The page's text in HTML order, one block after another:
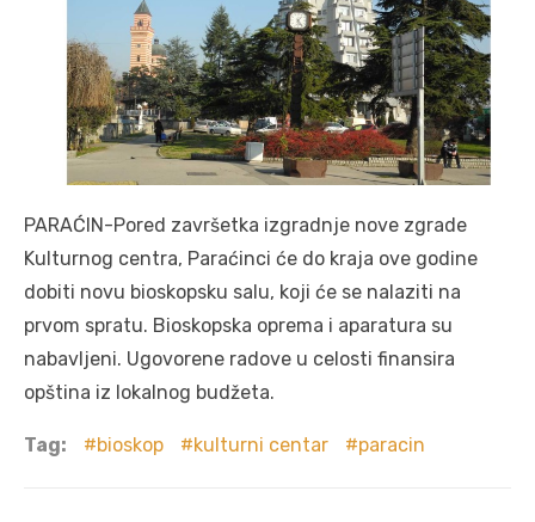
PARAĆIN-Pored završetka izgradnje nove zgrade
Kulturnog centra, Paraćinci će do kraja ove godine
dobiti novu bioskopsku salu, koji će se nalaziti na
prvom spratu. Bioskopska oprema i aparatura su
nabavljeni. Ugovorene radove u celosti finansira
opština iz lokalnog budžeta.
Tag: bioskop kulturni centar paracin